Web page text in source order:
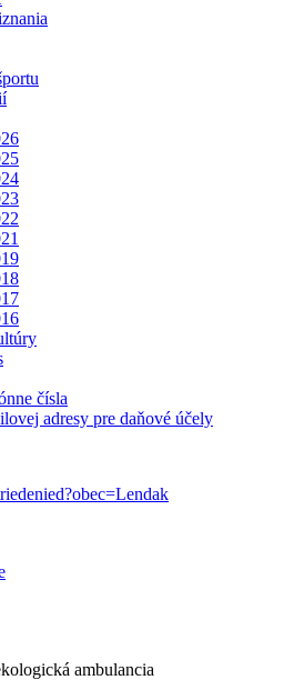
čísla
adresy pre daňové účely
ambulancia